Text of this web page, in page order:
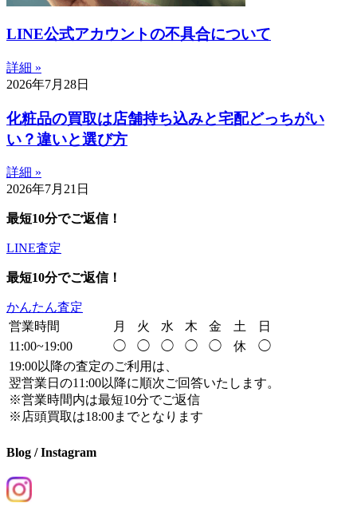
LINE公式アカウントの不具合について
詳細 »
2026年7月28日
化粧品の買取は店舗持ち込みと宅配どっちがい
い？違いと選び方
詳細 »
2026年7月21日
最短10分でご返信！
LINE査定
最短10分でご返信！
かんたん査定
営業時間
月 火 水 木 金 土
日
11:00~19:00
◯ ◯ ◯ ◯ ◯ 休
◯
19:00以降の査定のご利用は、
翌営業日の11:00以降に順次ご回答いたします。
※営業時間内は最短10分でご返信
※店頭買取は18:00までとなります
Blog / Instagram